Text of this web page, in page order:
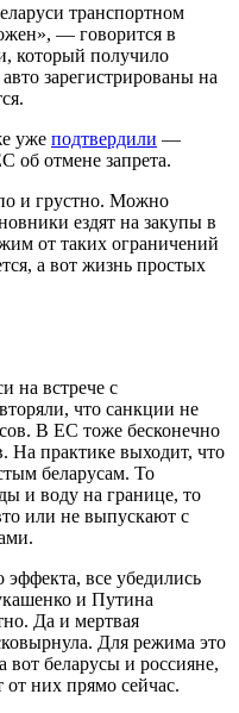
транспортном
— говорится в
который получило
зарегистрированы на
уже подтвердили —
об отмене запрета.
и грустно. Можно
ездят на закупы в
от таких ограничений
а вот жизнь простых
на встрече с
что санкции не
В ЕС тоже бесконечно
На практике выходит, что
беларусам. То
и воду на границе, то
или не выпускают с
все убедились
и Путина
Да и мертвая
Для режима это
беларусы и россияне,
них прямо сейчас.